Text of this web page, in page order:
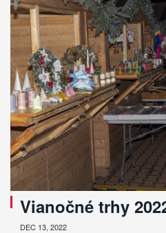
Vianočné trhy
DEC 13, 2022